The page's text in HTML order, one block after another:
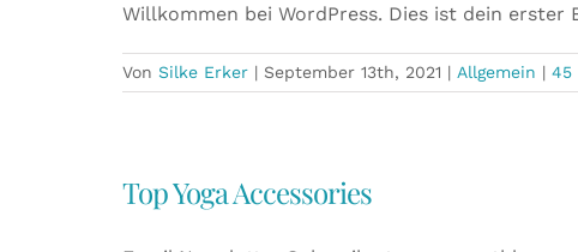
Willkommen bei WordPress. Dies ist dein erster
Von Silke Erker | September 13th, 2021 | Allgemein | 45
Top Yoga Accessories